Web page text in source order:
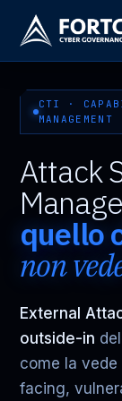
CTI ·
MANAGEMENT
Attack
quello
non
External
outside-in
come la
facing,